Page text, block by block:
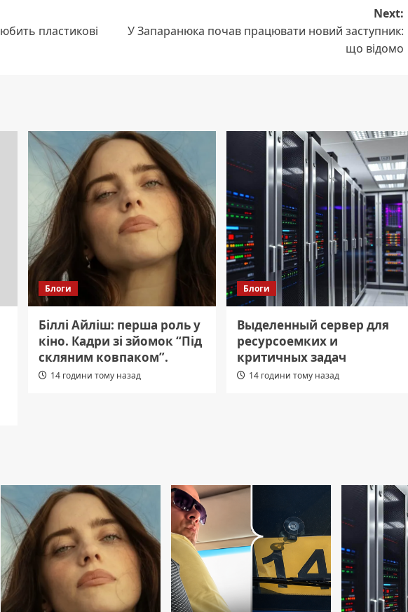
пластикові
Next:
У Запаранюка почав працювати новий заступник:
що відомо
Блоги
Біллі Айліш: перша роль у
кіно. Кадри зі зйомок “Під
скляним ковпаком”.
14 години тому назад
Блоги
Выделенный сервер для
ресурсоемких и
критичных задач
14 години тому назад